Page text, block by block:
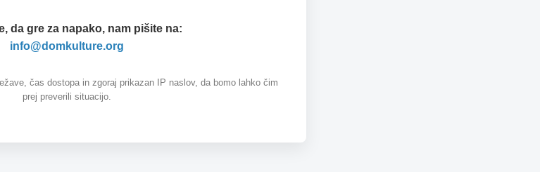
da gre za napako, nam pišite na:
info@domkulture.org
čas dostopa in zgoraj prikazan IP naslov, da bomo lahko čim
prej preverili situacijo.